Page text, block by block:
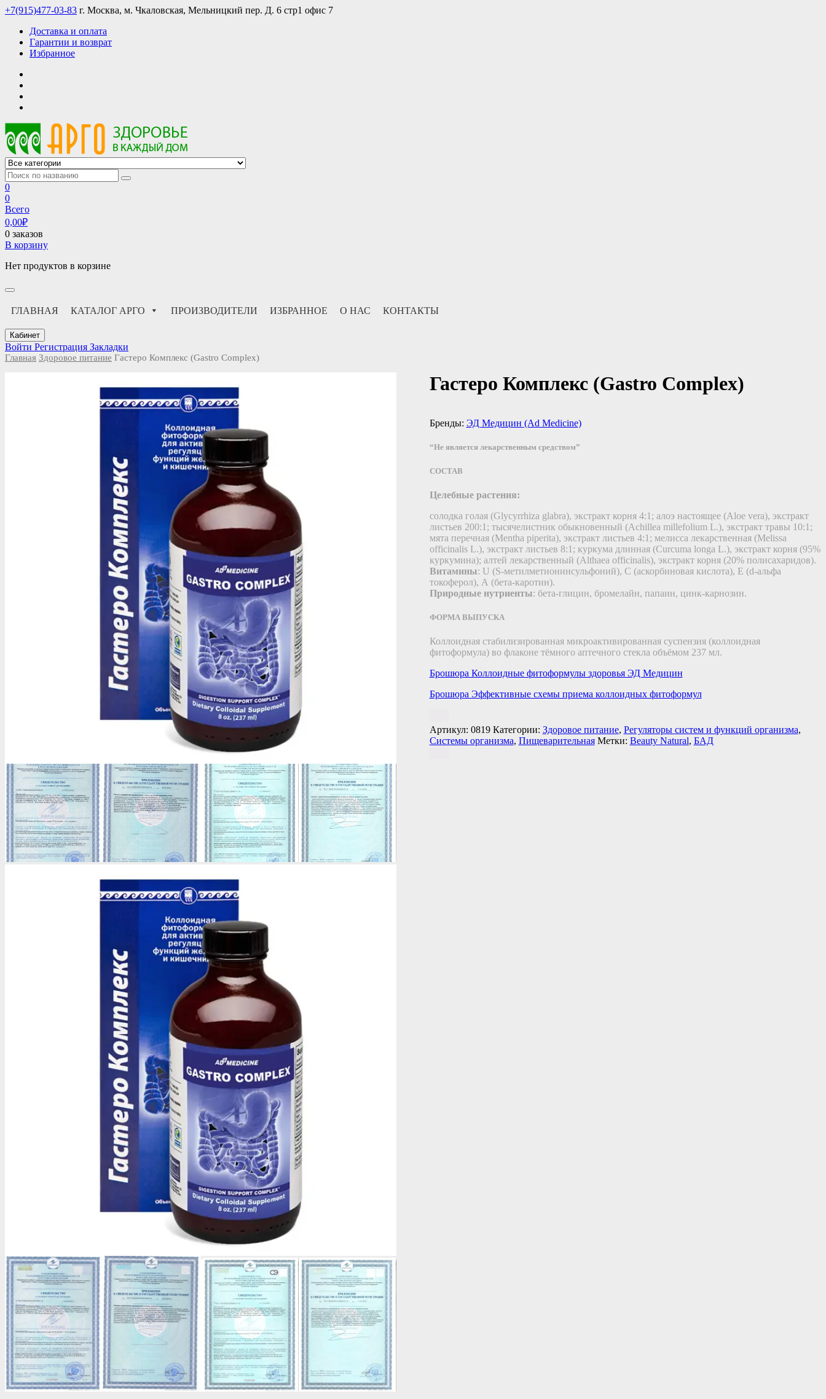
Skip
content
+7(915)477-03-83 г. Москва, м. Чкаловская, Мельницкий пер. Д. 6 стр1 офис 7
Доставка и оплата
Гарантии и возврат
Избранное
АРГО интернет магазин, доставка в Москве и по всей России
АРГО каталог каталог продукции, официальные цены
0
0
Всего
0,00₽
0 заказов
В корзину
Нет продуктов в корзине
ГЛАВНАЯ КАТАЛОГ АРГО ПРОИЗВОДИТЕЛИ ИЗБРАННОЕ О НАС КОНТАКТЫ
Кабинет
Войти Регистрация Закладки
Главная Здоровое питание Гастеро Комплекс (Gastro Complex)
Гастеро Комплекс (Gastro Complex)
Бренды: ЭД Медицин (Ad Medicine)
“Не является лекарственным средством”
СОСТАВ
Целебные растения:
солодка голая (Glycyrrhiza glabra), экстракт корня 4:1; алоэ настоящее (Aloe vera), экстракт
листьев 200:1; тысячелистник обыкновенный (Achillea millefolium L.), экстракт травы 10:1;
мята перечная (Mentha piperita), экстракт листьев 4:1; мелисса лекарственная (Melissa
officinalis L.), экстракт листьев 8:1; куркума длинная (Curcuma longa L.), экстракт корня (95%
куркумина); алтей лекарственный (Althaea officinalis), экстракт корня (20% полисахаридов).
Витамины: U (S-метилметионинсульфоний), С (аскорбиновая кислота), Е (d-альфа
токоферол), А (бета-каротин).
Природные нутриенты: бета-глицин, бромелайн, папаин, цинк-карнозин.
ФОРМА ВЫПУСКА
Коллоидная стабилизированная микроактивированная суспензия (коллоидная
фитоформула) во флаконе тёмного аптечного стекла объёмом 237 мл.
Брошюра Коллоидные фитоформулы здоровья ЭД Медицин
Брошюра Эффективные схемы приема коллоидных фитоформул
Артикул: 0819 Категории: Здоровое питание, Регуляторы систем и функций организма,
Системы организма, Пищеварительная Метки: Beauty Natural, БАД